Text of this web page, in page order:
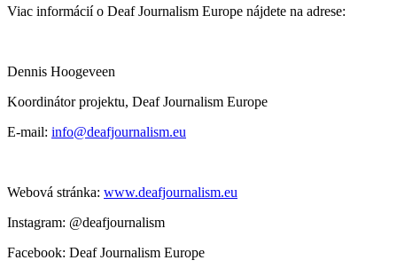
Viac informácií o Deaf Journalism Europe nájdete na adrese:
Dennis Hoogeveen
Koordinátor projektu, Deaf Journalism Europe
E-mail: info@deafjournalism.eu
Webová stránka: www.deafjournalism.eu
Instagram: @deafjournalism
Facebook: Deaf Journalism Europe